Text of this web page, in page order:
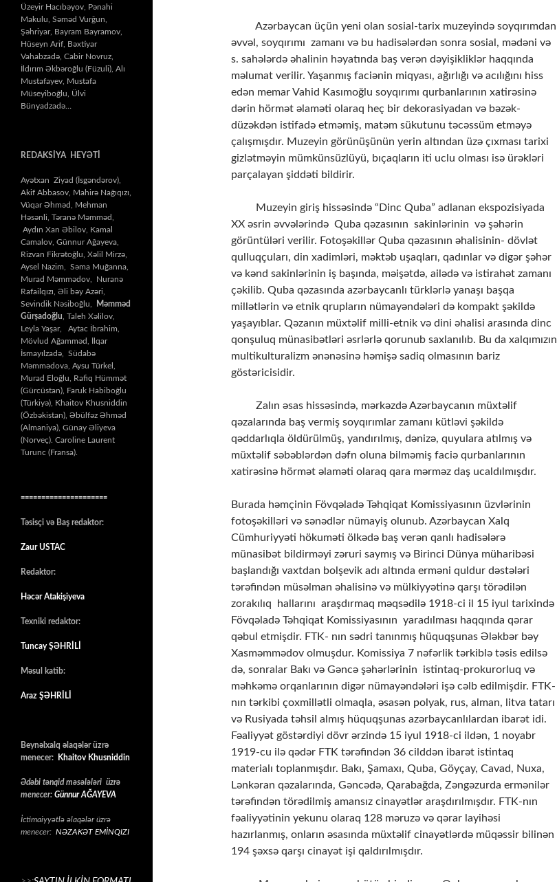
Azərbaycan üçün yeni olan sosial-tarix muzeyində soyqırımdan
əvvəl, soyqırımı zamanı və bu hadisələrdən sonra sosial, mədəni və
s. sahələrdə əhalinin həyatında baş verən dəyişikliklər haqqında
məlumat verilir. Yaşanmış faciənin miqyası, ağırlığı və acılığını hiss
edən memar Vahid Kasımoğlu soyqırımı qurbanlarının xatirəsinə
dərin hörmət əlaməti olaraq heç bir dekorasiyadan və bəzək-
düzəkdən istifadə etməmiş, matəm sükutunu təcəssüm etməyə
çalışmışdır. Muzeyin görünüşünün yerin altından üzə çıxması tarixi
gizlətməyin mümkünsüzlüyü, bıçaqların iti uclu olması isə ürəkləri
parçalayan şiddəti bildirir.
Muzeyin giriş hissəsində “Dinc Quba” adlanan ekspozisiyada
XX əsrin əvvələrində Quba qəzasının sakinlərinin və şəhərin
görüntüləri verilir. Fotoşəkillər Quba qəzasının əhalisinin- dövlət
qulluqçuları, din xadimləri, məktəb uşaqları, qadınlar və digər şəhər
və kənd sakinlərinin iş başında, məişətdə, ailədə və istirahət zamanı
çəkilib. Quba qəzasında azərbaycanlı türklərlə yanaşı başqa
millətlərin və etnik qrupların nümayəndələri də kompakt şəkildə
yaşayıblar. Qəzanın müxtəlif milli-etnik və dini əhalisi arasında dinc
qonşuluq münasibətləri əsrlərlə qorunub saxlanılıb. Bu da xalqımızın
multikulturalizm ənənəsinə həmişə sadiq olmasının bariz
göstəricisidir.
Zalın əsas hissəsində, mərkəzdə Azərbaycanın müxtəlif
qəzalarında baş vermiş soyqırımlar zamanı kütləvi şəkildə
qəddarlıqla öldürülmüş, yandırılmış, dənizə, quyulara atılmış və
müxtəlif səbəblərdən dəfn oluna bilməmiş faciə qurbanlarının
xatirəsinə hörmət əlaməti olaraq qara mərməz daş ucaldılmışdır.
Burada həmçinin Fövqəladə Təhqiqat Komissiyasının üzvlərinin
fotoşəkilləri və sənədlər nümayiş olunub. Azərbaycan Xalq
Cümhuriyyəti hökuməti ölkədə baş verən qanlı hadisələrə
münasibət bildirməyi zəruri saymış və Birinci Dünya müharibəsi
başlandığı vaxtdan bolşevik adı altında erməni quldur dəstələri
tərəfindən müsəlman əhalisinə və mülkiyyətinə qarşı törədilən
zorakılıq hallarını araşdırmaq məqsədilə 1918-ci il 15 iyul tarixində
Fövqəladə Təhqiqat Komissiyasının yaradılması haqqında qərar
qəbul etmişdir. FTK- nın sədri tanınmış hüquqşunas Ələkbər bəy
Xasməmmədov olmuşdur. Komissiya 7 nəfərlik tərkiblə təsis edilsə
də, sonralar Bakı və Gəncə şəhərlərinin istintaq-prokurorluq və
məhkəmə orqanlarının digər nümayəndələri işə cəlb edilmişdir. FTK-
nın tərkibi çoxmillətli olmaqla, əsasən polyak, rus, alman, litva tatarı
və Rusiyada təhsil almış hüquqşunas azərbaycanlılardan ibarət idi.
Fəaliyyət göstərdiyi dövr ərzində 15 iyul 1918-ci ildən, 1 noyabr
1919-cu ilə qədər FTK tərəfindən 36 cilddən ibarət istintaq
materialı toplanmışdır. Bakı, Şamaxı, Quba, Göyçay, Cavad, Nuxa,
Lənkəran qəzalarında, Gəncədə, Qarabağda, Zəngəzurda ermənilər
tərəfindən törədilmiş amansız cinayətlər araşdırılmışdır. FTK-nın
fəaliyyətinin yekunu olaraq 128 məruzə və qərar layihəsi
hazırlanmış, onların əsasında müxtəlif cinayətlərdə müqəssir bilinən
194 şəxsə qarşı cinayət işi qaldırılmışdır.
Üzeyir Hacıbəyov, Pənahi
Makulu, Səməd Vurğun,
Şəhriyar, Bayram Bayramov,
Hüseyn Arif, Bəxtiyar
Vahabzadə, Cabir Novruz,
İldırım Əkbəroğlu (Füzuli), Alı
Mustafayev, Mustafa
Müseyiboğlu, Ülvi
Bünyadzadə…
REDAKSİYA HEYƏTİ
Ayətxan Ziyad (İsgəndərov),
Akif Abbasov, Mahirə Nağıqızı,
Vüqar Əhməd, Mehman
Həsənli, Təranə Məmməd,
Aydın Xan Əbilov, Kamal
Camalov, Günnur Ağayeva,
Rizvan Fikrətoğlu, Xəlil Mirzə,
Aysel Nazim, Səma Muğanna,
Murad Məmmədov, Nuranə
Rafailqızı, Əli bəy Azəri,
Sevindik Nəsiboğlu,
Məmməd
Gürşadoğlu , Taleh Xəlilov,
Leyla Yaşar, Aytac İbrahim,
Mövlud Ağamməd, İlqar
İsmayılzadə, Südabə
Məmmədova, Aysu Türkel,
Murad Eloğlu, Rafiq Hümmət
(Gürcüstan), Faruk Habiboğlu
(Türkiyə), Khaitov Khusniddin
(Özbəkistan), Əbülfəz Əhməd
(Almaniya), Günay Əliyeva
(Norveç). Caroline Laurent
Turunc (Fransa).
=====================
Təsisçi və Baş redaktor:
Zaur USTAC
Redaktor:
Həcər Atakişiyeva
Texniki redaktor:
Tuncay ŞƏHRİLİ
Məsul katib:
Araz ŞƏHRİLİ
Beynəlxalq əlaqələr üzrə
menecer:
Khaitov Khusniddin
Ədəbi tənqid məsələləri üzrə
menecer: Günnur AĞAYEVA
İctimaiyyətlə əlaqələr üzrə
menecer: NƏZAKƏT EMİNQIZI